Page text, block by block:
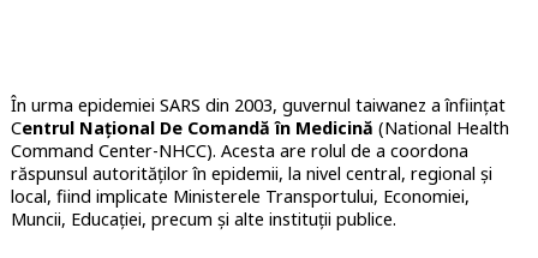
În urma epidemiei SARS din 2003, guvernul taiwanez a înființat
Centrul Național De Comandă în Medicină (National Health
Command Center-NHCC). Acesta are rolul de a coordona
răspunsul autorităților în epidemii, la nivel central, regional și
local, fiind implicate Ministerele Transportului, Economiei,
Muncii, Educației, precum și alte instituții publice.